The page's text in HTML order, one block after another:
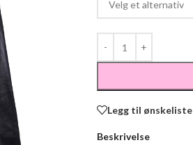
Legg til ønskeliste
Beskrivelse